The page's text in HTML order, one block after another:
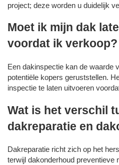
project; deze worden u duidelijk
Moet ik mijn dak
voordat ik verkoop?
Een dakinspectie kan de waarde
potentiële kopers geruststellen.
inspectie te laten uitvoeren
Wat is het verschil
dakreparatie en
Dakreparatie richt zich op het
terwijl dakonderhoud preventieve